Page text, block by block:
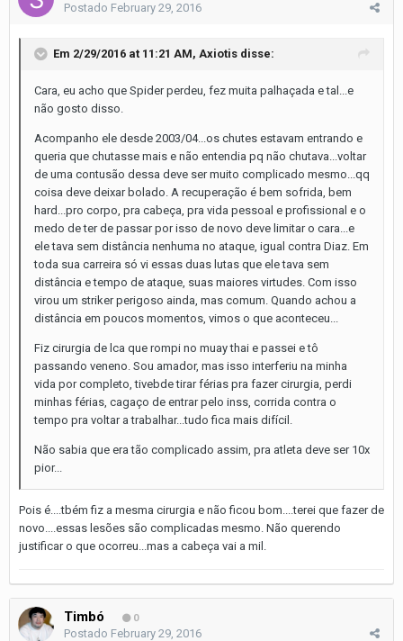
Postado February 29, 2016
Em 2/29/2016 at 11:21 AM, Axiotis disse:
Cara, eu acho que Spider perdeu, fez muita palhaçada e tal...e
não gosto disso.
Acompanho ele desde 2003/04...os chutes estavam entrando e
queria que chutasse mais e não entendia pq não chutava...voltar
de uma contusão dessa deve ser muito complicado mesmo...qq
coisa deve deixar bolado. A recuperação é bem sofrida, bem
hard...pro corpo, pra cabeça, pra vida pessoal e profissional e o
medo de ter de passar por isso de novo deve limitar o cara...e
ele tava sem distância nenhuma no ataque, igual contra Diaz. Em
toda sua carreira só vi essas duas lutas que ele tava sem
distância e tempo de ataque, suas maiores virtudes. Com isso
virou um striker perigoso ainda, mas comum. Quando achou a
distância em poucos momentos, vimos o que aconteceu...
Fiz cirurgia de lca que rompi no muay thai e passei e tô
passando veneno. Sou amador, mas isso interferiu na minha
vida por completo, tivebde tirar férias pra fazer cirurgia, perdi
minhas férias, cagaço de entrar pelo inss, corrida contra o
tempo pra voltar a trabalhar...tudo fica mais difícil.
Não sabia que era tão complicado assim, pra atleta deve ser 10x
pior...
Pois é....tbém fiz a mesma cirurgia e não ficou bom....terei que fazer de
novo....essas lesões são complicadas mesmo. Não querendo
justificar o que ocorreu...mas a cabeça vai a mil.
Timbó 0
Postado February 29, 2016